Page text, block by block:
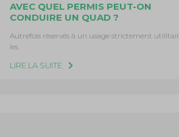
AVEC QUEL PERMIS PEUT-ON
CONDUIRE UN QUAD ?
Autrefois réservés à un usage strictement
les
LIRE LA SUITE